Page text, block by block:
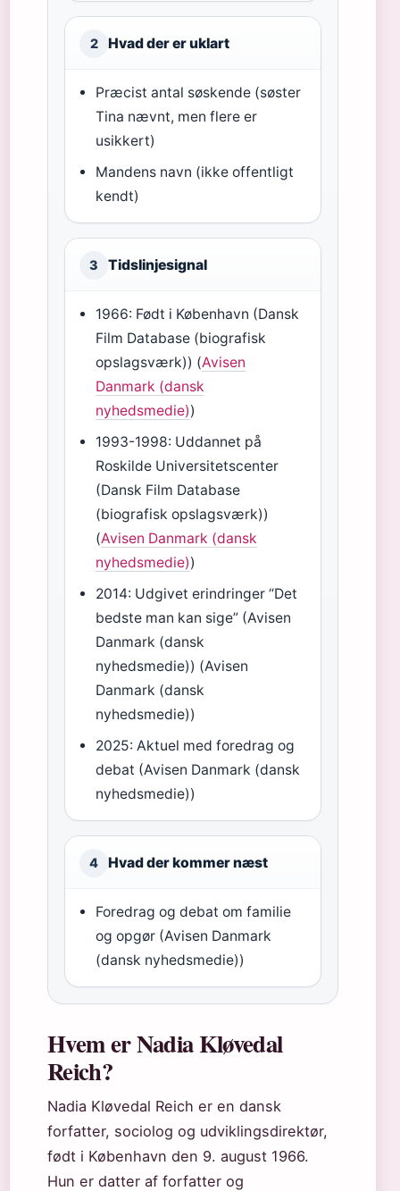
2 Hvad der er uklart
Præcist antal søskende (søster
Tina nævnt, men flere er
usikkert)
Mandens navn (ikke offentligt
kendt)
3 Tidslinjesignal
1966: Født i København (Dansk
Film Database (biografisk
opslagsværk)) (Avisen
Danmark (dansk
nyhedsmedie))
1993-1998: Uddannet på
Roskilde Universitetscenter
(Dansk Film Database
(biografisk opslagsværk))
(Avisen Danmark (dansk
nyhedsmedie))
2014: Udgivet erindringer “Det
bedste man kan sige” (Avisen
Danmark (dansk
nyhedsmedie)) (Avisen
Danmark (dansk
nyhedsmedie))
2025: Aktuel med foredrag og
debat (Avisen Danmark (dansk
nyhedsmedie))
4 Hvad der kommer næst
Foredrag og debat om familie
og opgør (Avisen Danmark
(dansk nyhedsmedie))
Hvem er Nadia Kløvedal
Reich?
Nadia Kløvedal Reich er en dansk
forfatter, sociolog og udviklingsdirektør,
født i København den 9. august 1966.
Hun er datter af forfatter og